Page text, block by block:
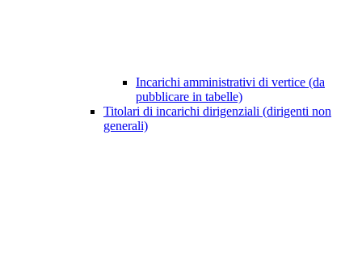
Incarichi amministrativi di vertice (da
pubblicare in tabelle)
Titolari di incarichi dirigenziali (dirigenti non
generali)